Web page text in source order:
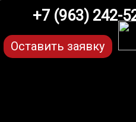
+7 (963) 242-
Оставить заявку